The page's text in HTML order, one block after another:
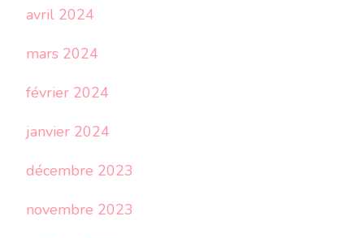
avril 2024
mars 2024
février 2024
janvier 2024
décembre 2023
novembre 2023